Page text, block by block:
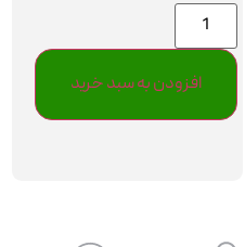
افزودن به سبد خرید